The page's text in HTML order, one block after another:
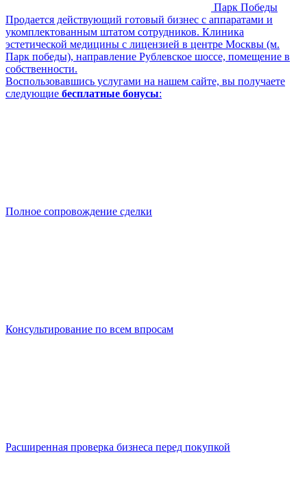
Парк Победы
Продается действующий готовый бизнес с аппаратами и
укомплектованным штатом сотрудников. Клиника
эстетической медицины с лицензией в центре Москвы (м.
Парк победы), направление Рублевское шоссе, помещение в
собственности.
Воспользовавшись услугами на нашем сайте, вы получаете
следующие бесплатные бонусы:
Полное сопровождение сделки
Консультирование по всем впросам
Расширенная проверка бизнеса перед покупкой